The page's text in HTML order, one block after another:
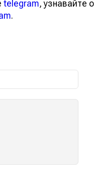
telegram, узнавайте о
.